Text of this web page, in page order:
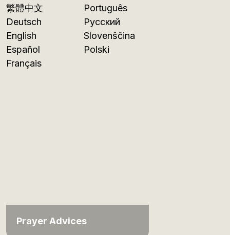
繁體中文
Deutsch
English
Español
Français
Português
Русский
Slovenščina
Polski
Prayer Advices